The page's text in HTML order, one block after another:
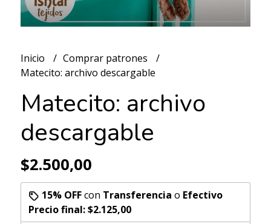
Inicio
Comprar patrones
Matecito: archivo descargable
Matecito: archivo
descargable
$2.500,00
15% OFFcon Transferencia o Efectivo
Precio final:$2.125,00